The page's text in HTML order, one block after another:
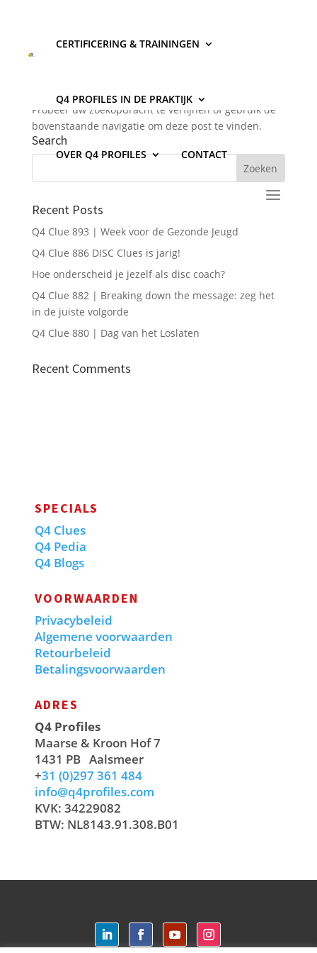
CERTIFICERING & TRAININGEN
Q4 PROFILES IN DE PRAKTIJK
OVER Q4 PROFILES CONTACT
De pagina die u zocht kon niet gevonden worden.
Probeer uw zoekopdracht te verfijnen of gebruik de
bovenstaande navigatie om deze post te vinden.
Search
Recent Posts
Q4 Clue 893 | Week voor de Gezonde Jeugd
Q4 Clue 886 DISC Clues is jarig!
Hoe onderscheid je jezelf als disc coach?
Q4 Clue 882 | Breaking down the message: zeg het
in de juiste volgorde
Q4 Clue 880 | Dag van het Loslaten
Recent Comments
SPECIALS
Q4 Clues
Q4 Pedia
Q4 Blogs
VOORWAARDEN
Privacybeleid
Algemene voorwaarden
Retourbeleid
Betalingsvoorwaarden
ADRES
Q4 Profiles
Maarse & Kroon Hof 7
1431 PB Aalsmeer
+31 (0)297 361 484
info@q4profiles.com
KVK: 34229082
BTW: NL8143.91.308.B01